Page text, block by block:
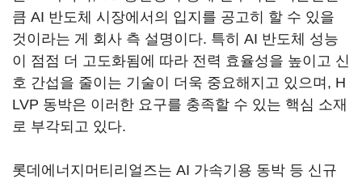
큼 AI 반도체 시장에서의 입지를 공고히 할 수 있을
것이라는 게 회사 측 설명이다. 특히 AI 반도체 성능
이 점점 더 고도화됨에 따라 전력 효율성을 높이고 신
호 간섭을 줄이는 기술이 더욱 중요해지고 있으며, H
LVP 동박은 이러한 요구를 충족할 수 있는 핵심 소재
로 부각되고 있다.
롯데에너지머티리얼즈는 AI 가속기용 동박 등 신규